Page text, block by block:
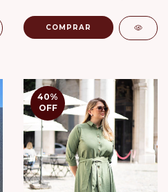
COMPRAR
40%
OFF